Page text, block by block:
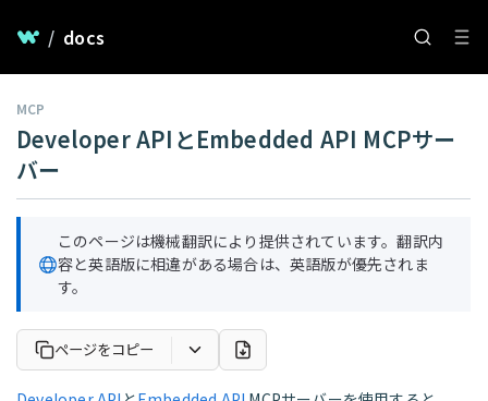
/ docs
MCP
Developer APIとEmbedded API MCPサー
バー
このページは機械翻訳により提供されています。翻訳内
容と英語版に相違がある場合は、英語版が優先されま
す。
ページをコピー